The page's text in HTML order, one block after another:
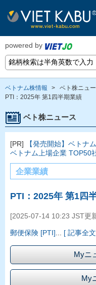
powered by
ベトナム株情報 > ベト株ニュ
PTI：2025年 第1四半期業績
ベト株ニュース
[PR]
【発売開始】ベトナ
ベトナム上場企業 TOP50
企業業績
PTI：2025年 第1四
[2025-07-14 10:23 JST更
郵便保険 [PTI] [ 記事全
Myニ
My